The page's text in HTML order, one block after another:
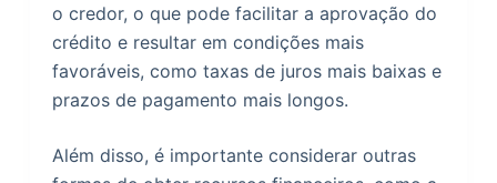
o credor, o que pode facilitar a aprovação do
crédito e resultar em condições mais
favoráveis, como taxas de juros mais baixas e
prazos de pagamento mais longos.
Além disso, é importante considerar outras